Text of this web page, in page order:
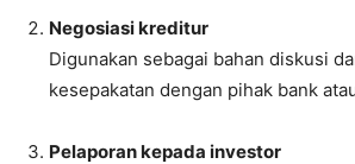
Negosiasi kreditur
Digunakan sebagai bahan diskusi
kesepakatan dengan pihak bank
Pelaporan kepada investor